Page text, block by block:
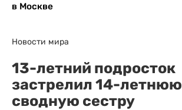
в Москве
Новости мира
13-летний подросток
застрелил 14-летнюю
сводную сестру